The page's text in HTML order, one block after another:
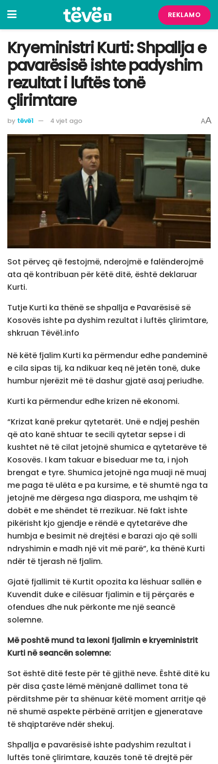
REKLAMO
Kryeministri Kurti: Shpallja e
pavarësisë ishte padyshim
rezultat i luftës tonë
çlirimtare
by tëvë1 4 vjet ago AA
Sot përveç që festojmë, nderojmë e falënderojmë
ata që kontribuan për këtë ditë, është deklaruar
Kurti.
Tutje Kurti ka thënë se shpallja e Pavarësisë së
Kosovës ishte pa dyshim rezultat i luftës çlirimtare,
shkruan Tëvë1.info
Në këtë fjalim Kurti ka përmendur edhe pandeminë
e cila sipas tij, ka ndikuar keq në jetën tonë, duke
humbur njerëzit më të dashur gjatë asaj periudhe.
Kurti ka përmendur edhe krizen në ekonomi.
“Krizat kanë prekur qytetarët. Unë e ndjej peshën
që ato kanë shtuar te secili qytetar sepse i di
kushtet në të cilat jetojnë shumica e qytetarëve të
Kosovës. I kam takuar e biseduar me ta, i njoh
brengat e tyre. Shumica jetojnë nga muaji në muaj
me paga të ulëta e pa kursime, e të shumtë nga ta
jetojnë me dërgesa nga diaspora, me ushqim të
dobët e me shëndet të rrezikuar. Në fakt ishte
pikërisht kjo gjendje e rëndë e qytetarëve dhe
humbja e besimit në drejtësi e barazi ajo që solli
ndryshimin e madh një vit më parë”, ka thënë Kurti
ndër të tjerash në fjalim.
Gjatë fjallimit të Kurtit opozita ka lëshuar sallën e
Kuvendit duke e cilësuar fjalimin e tij përçarës e
ofendues dhe nuk përkonte me një seancë
solemne.
Më poshtë mund ta lexoni fjalimin e kryeministrit
Kurti në seancën solemne:
Sot është ditë feste për të gjithë neve. Është ditë ku
për disa çaste lëmë mënjanë dallimet tona të
përditshme për ta shënuar këtë moment arritje që
në shumë aspekte përbënë arritjen e gjeneratave
të shqiptarëve ndër shekuj.
Shpallja e pavarësisë ishte padyshim rezultat i
luftës tonë çlirimtare, kauzës tonë të drejtë për